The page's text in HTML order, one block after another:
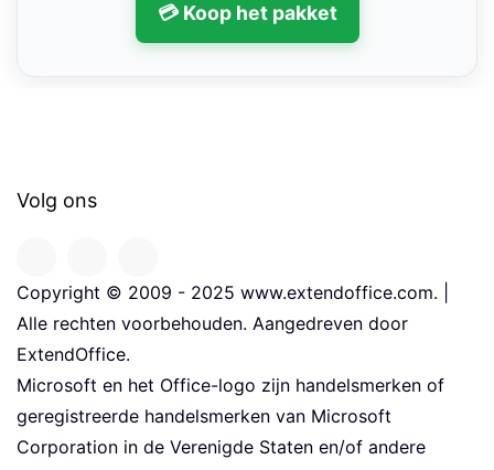
💳 Koop het pakket
Volg ons
Copyright © 2009 - 2025 www.extendoffice.com. |
Alle rechten voorbehouden. Aangedreven door
ExtendOffice.
Microsoft en het Office-logo zijn handelsmerken of
geregistreerde handelsmerken van Microsoft
Corporation in de Verenigde Staten en/of andere